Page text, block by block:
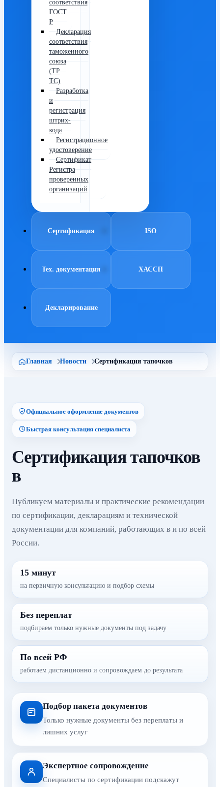
соответствия
ГОСТ
Р
Декларация
соответствия
таможенного
союза
(ТР
ТС)
Разработка
и
регистрация
штрих-
кода
Регистрационное
удостоверение
Сертификат
Регистра
проверенных
организаций
Сертификация ISO
Тех. документация ХАССП
Декларирование
Главная Новости Сертификация тапочков
Официальное оформление документов
Быстрая консультация специалиста
Сертификация тапочков
в
Публикуем материалы и практические рекомендации
по сертификации, декларациям и технической
документации для компаний, работающих в и по всей
России.
15 минут
на первичную консультацию и подбор схемы
Без переплат
подбираем только нужные документы под задачу
По всей РФ
работаем дистанционно и сопровождаем до результата
Подбор пакета документов
Только нужные документы без переплаты и
лишних услуг
Экспертное сопровождение
Специалисты по сертификации подскажут